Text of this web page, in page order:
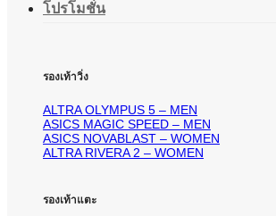
โปรโมชั่น
รองเท้าวิ่ง
ALTRA OLYMPUS 5 – MEN
ASICS MAGIC SPEED – MEN
ASICS NOVABLAST – WOMEN
ALTRA RIVERA 2 – WOMEN
รองเท้าแตะ